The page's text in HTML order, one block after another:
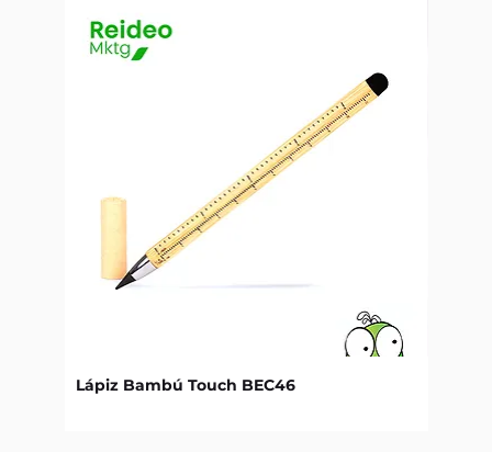
Lápiz Bambú Touch BEC46